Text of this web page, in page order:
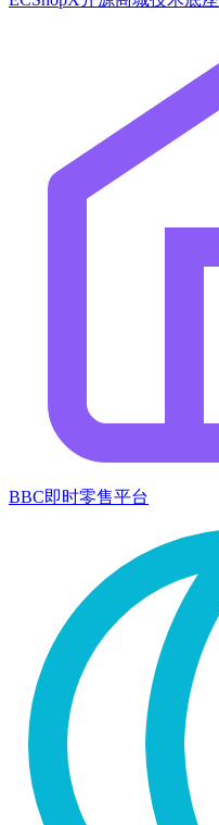
BBC即时零售平台